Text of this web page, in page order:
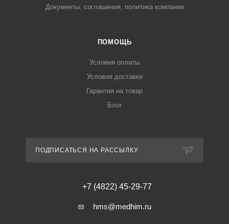
Документы, соглашения, политика компании
ПОМОЩЬ
Условия оплаты
Условия доставки
Гарантия на товар
Блог
ПОДПИСАТЬСЯ НА РАССЫЛКУ
+7 (4822) 45-29-77
hms@medhim.ru